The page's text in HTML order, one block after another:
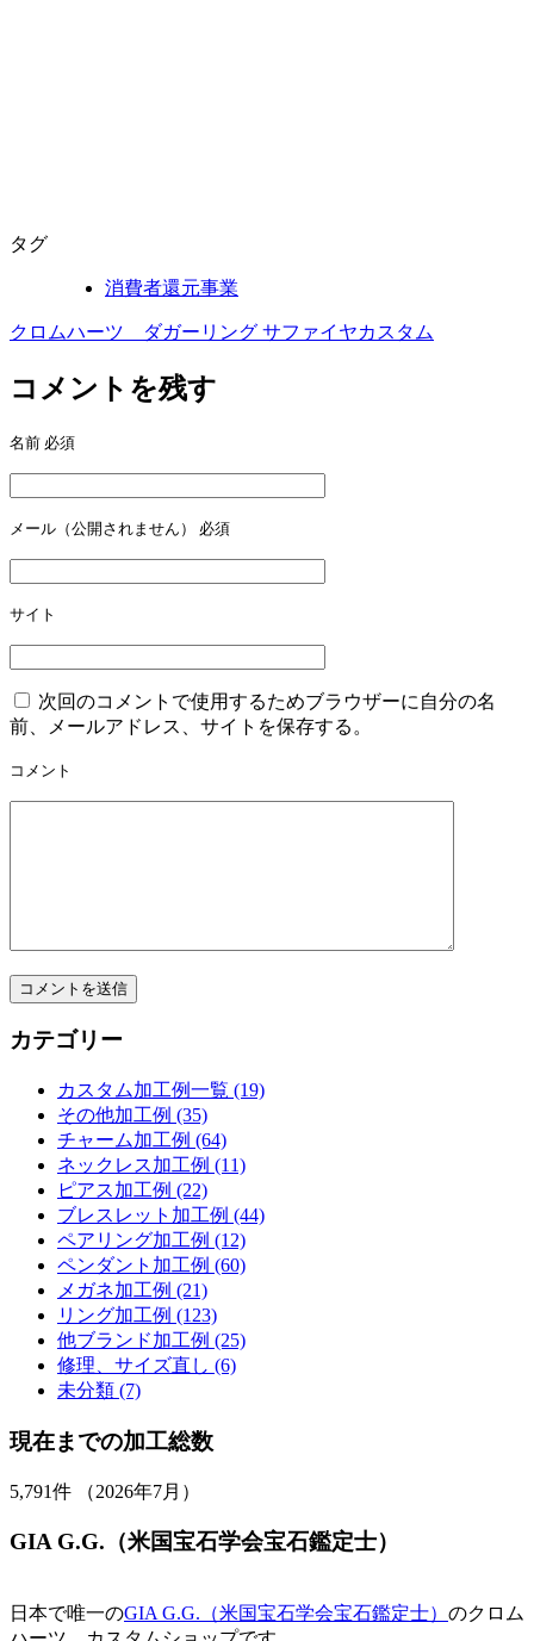
タグ
消費者還元事業
投
稿
ビ
ゲ
ー
シ
ョ
ン
クロムハーツ ダガーリング サファイヤカスタム
コメントを残す
名前 必須
メール（公開されません） 必須
サイト
次回のコメントで使用するためブラウザーに自分の名
前、メールアドレス、サイトを保存する。
コメント
カテゴリー
カスタム加工例一覧 (19)
その他加工例 (35)
チャーム加工例 (64)
ネックレス加工例 (11)
ピアス加工例 (22)
ブレスレット加工例 (44)
ペアリング加工例 (12)
ペンダント加工例 (60)
メガネ加工例 (21)
リング加工例 (123)
他ブランド加工例 (25)
修理、サイズ直し (6)
未分類 (7)
現在までの加工総数
5,791件 （2026年7月）
GIA G.G.（米国宝石学会宝石鑑定士）
日本で唯一のGIA G.G.（米国宝石学会宝石鑑定士） のクロム